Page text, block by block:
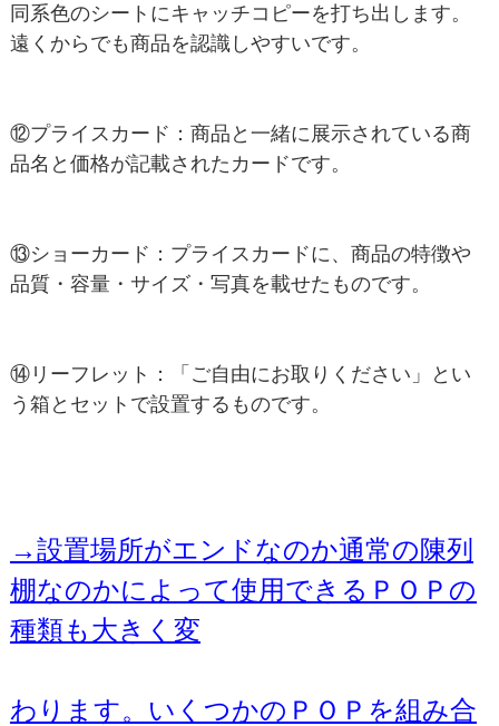
同系色のシートにキャッチコピーを打ち出します。
遠くからでも商品を認識しやすいです。
⑫プライスカード：商品と一緒に展示されている商
品名と価格が記載されたカードです。
⑬ショーカード：プライスカードに、商品の特徴や
品質・容量・サイズ・写真を載せたものです。
⑭リーフレット：「ご自由にお取りください」とい
う箱とセットで設置するものです。
→設置場所がエンドなのか通常の陳列
棚なのかによって使用できるＰＯＰの
種類も大きく変
わります。いくつかのＰＯＰを組み合